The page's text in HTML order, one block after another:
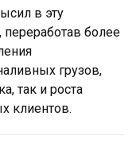
в эту
более
грузов,
так и роста
клиентов.